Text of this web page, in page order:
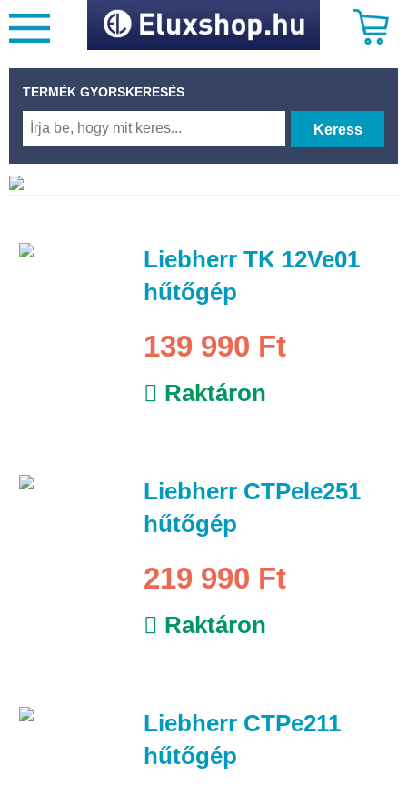
TERMÉK GYORSKERESÉS
Keress
Liebherr TK 12Ve01
hűtőgép
139 990 Ft
Raktáron
Liebherr CTPele251
hűtőgép
219 990 Ft
Raktáron
Liebherr CTPe211
hűtőgép